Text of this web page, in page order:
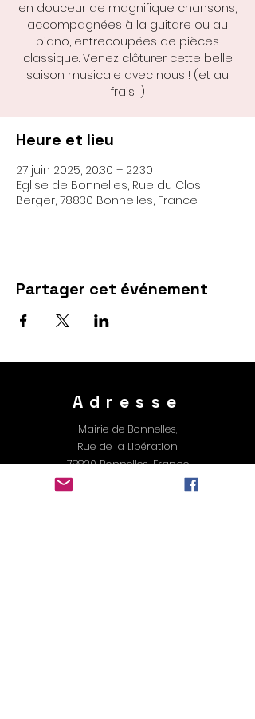
en douceur de magnifique chansons,
accompagnées à la guitare ou au
piano, entrecoupées de pièces
classique. Venez clôturer cette belle
saison musicale avec nous ! (et au
frais !)
Heure et lieu
27 juin 2025, 20:30 – 22:30
Eglise de Bonnelles, Rue du Clos
Berger, 78830 Bonnelles, France
Partager cet événement
Adresse
Mairie de Bonnelles,
Rue de la Libération
78830 Bonnelles, France